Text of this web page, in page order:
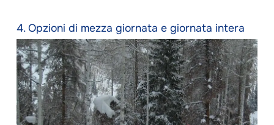
4. Opzioni di mezza giornata e giornata intera